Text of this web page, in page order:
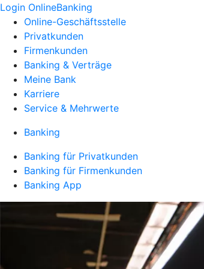
Login OnlineBanking
Online-Geschäftsstelle
Privatkunden
Firmenkunden
Banking & Verträge
Meine Bank
Karriere
Service & Mehrwerte
Banking
Banking für Privatkunden
Banking für Firmenkunden
Banking App